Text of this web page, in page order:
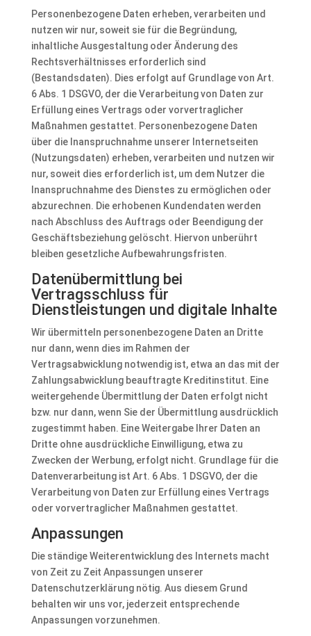
Personenbezogene Daten erheben, verarbeiten und
nutzen wir nur, soweit sie für die Begründung,
inhaltliche Ausgestaltung oder Änderung des
Rechtsverhältnisses erforderlich sind
(Bestandsdaten). Dies erfolgt auf Grundlage von Art.
6 Abs. 1 DSGVO, der die Verarbeitung von Daten zur
Erfüllung eines Vertrags oder vorvertraglicher
Maßnahmen gestattet. Personenbezogene Daten
über die Inanspruchnahme unserer Internetseiten
(Nutzungsdaten) erheben, verarbeiten und nutzen wir
nur, soweit dies erforderlich ist, um dem Nutzer die
Inanspruchnahme des Dienstes zu ermöglichen oder
abzurechnen. Die erhobenen Kundendaten werden
nach Abschluss des Auftrags oder Beendigung der
Geschäftsbeziehung gelöscht. Hiervon unberührt
bleiben gesetzliche Aufbewahrungsfristen.
Datenübermittlung bei
Vertragsschluss für
Dienstleistungen und digitale Inhalte
Wir übermitteln personenbezogene Daten an Dritte
nur dann, wenn dies im Rahmen der
Vertragsabwicklung notwendig ist, etwa an das mit der
Zahlungsabwicklung beauftragte Kreditinstitut. Eine
weitergehende Übermittlung der Daten erfolgt nicht
bzw. nur dann, wenn Sie der Übermittlung ausdrücklich
zugestimmt haben. Eine Weitergabe Ihrer Daten an
Dritte ohne ausdrückliche Einwilligung, etwa zu
Zwecken der Werbung, erfolgt nicht. Grundlage für die
Datenverarbeitung ist Art. 6 Abs. 1 DSGVO, der die
Verarbeitung von Daten zur Erfüllung eines Vertrags
oder vorvertraglicher Maßnahmen gestattet.
Anpassungen
Die ständige Weiterentwicklung des Internets macht
von Zeit zu Zeit Anpassungen unserer
Datenschutzerklärung nötig. Aus diesem Grund
behalten wir uns vor, jederzeit entsprechende
Anpassungen vorzunehmen.